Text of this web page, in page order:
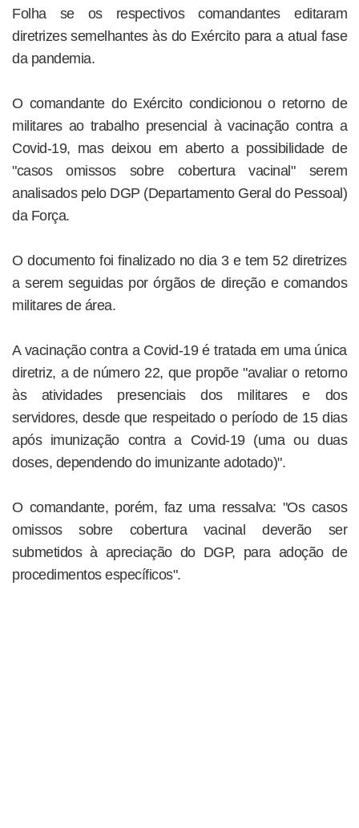
Folha se os respectivos comandantes editaram
diretrizes semelhantes às do Exército para a atual fase
da pandemia.
O comandante do Exército condicionou o retorno de
militares ao trabalho presencial à vacinação contra a
Covid-19, mas deixou em aberto a possibilidade de
"casos omissos sobre cobertura vacinal" serem
analisados pelo DGP (Departamento Geral do Pessoal)
da Força.
O documento foi finalizado no dia 3 e tem 52 diretrizes
a serem seguidas por órgãos de direção e comandos
militares de área.
A vacinação contra a Covid-19 é tratada em uma única
diretriz, a de número 22, que propõe "avaliar o retorno
às atividades presenciais dos militares e dos
servidores, desde que respeitado o período de 15 dias
após imunização contra a Covid-19 (uma ou duas
doses, dependendo do imunizante adotado)".
O comandante, porém, faz uma ressalva: "Os casos
omissos sobre cobertura vacinal deverão ser
submetidos à apreciação do DGP, para adoção de
procedimentos específicos".